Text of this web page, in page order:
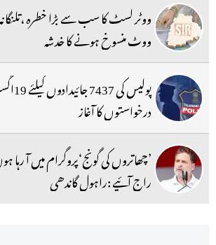
ووٹ منسوخ ہونے کا خدشہ
درخواستوں کا آغاز
’چھاتروں کی گونج‘پروگرام میں آ
راج آئیے :راہول گاندھی